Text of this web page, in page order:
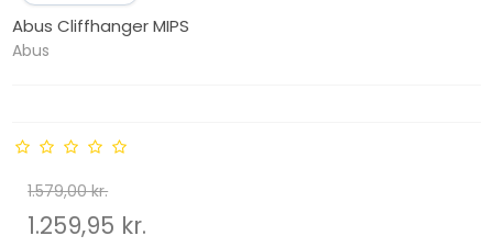
Abus Cliffhanger MIPS
Abus
1.579,00 kr.
1.259,95 kr.